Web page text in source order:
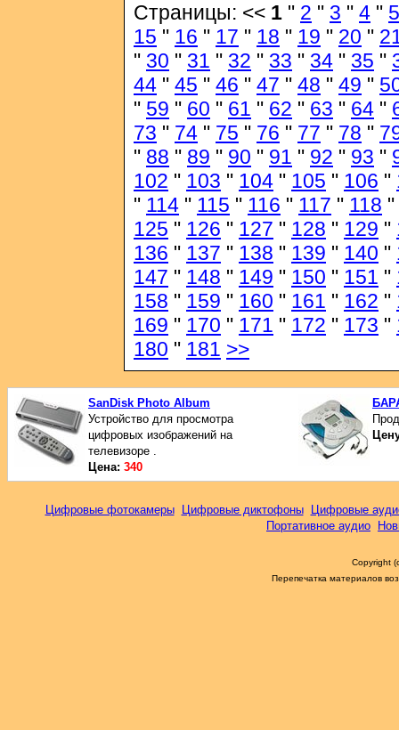
Страницы: << 1 " 2 " 3 " 4 " 5
15 " 16 " 17 " 18 " 19 " 20 "
" 30 " 31 " 32 " 33 " 34 " 35 "
44 " 45 " 46 " 47 " 48 " 49 "
" 59 " 60 " 61 " 62 " 63 " 64 "
73 " 74 " 75 " 76 " 77 " 78 "
" 88 " 89 " 90 " 91 " 92 " 93 "
102 " 103 " 104 " 105 " 106 "
" 114 " 115 " 116 " 117 " 118 "
125 " 126 " 127 " 128 " 129 "
136 " 137 " 138 " 139 " 140 "
147 " 148 " 149 " 150 " 151 "
158 " 159 " 160 " 161 " 162 "
169 " 170 " 171 " 172 " 173 "
180 " 181 >>
SanDisk Photo Album
Устройство для просмотра
цифровых изображений на
телевизоре .
Цена: 340
Цифровые фотокамеры Цифровые диктофоны
Цифровые
Портативное аудио
Copyright
Перепечатка материалов